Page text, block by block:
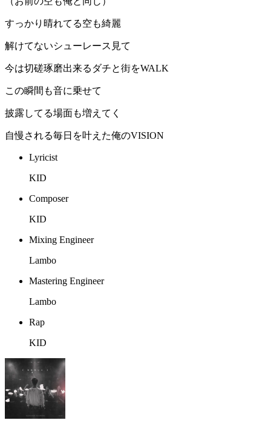
すっかり晴れてる空も綺麗
解けてないシューレース見て
今は切磋琢磨出来るダチと街をWALK
この瞬間も音に乗せて
披露してる場面も増えてく
自慢される毎日を叶えた俺のVISION
Lyricist
KID
Composer
KID
Mixing Engineer
Lambo
Mastering Engineer
Lambo
Rap
KID